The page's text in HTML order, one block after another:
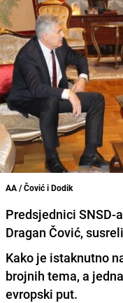
AA / Čović i Dodik
Predsjednici SNSD-
Dragan Čović,
Kako je istaknutno
brojnih tema, a
evropski put.